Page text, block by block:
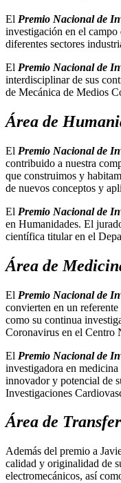
El Premio Nacional de
investigación en el campo
diferentes sectores
El Premio Nacional de
interdisciplinar de sus
de Mecánica de Medios
Área de
El Premio Nacional de
contribuido a nuestra
que construimos y
de nuevos conceptos y
El Premio Nacional de
en Humanidades. El
científica titular en el
Área de
El Premio Nacional de
convierten en un
como su continua
Coronavirus en el Centro
El Premio Nacional de
investigadora en
innovador y potencial de
Investigaciones
Área de
Además del premio a
calidad y originalidad de
electromecánicos, así